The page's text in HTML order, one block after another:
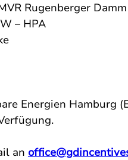
Rugenberger Damm
– HPA
Energien Hamburg
an